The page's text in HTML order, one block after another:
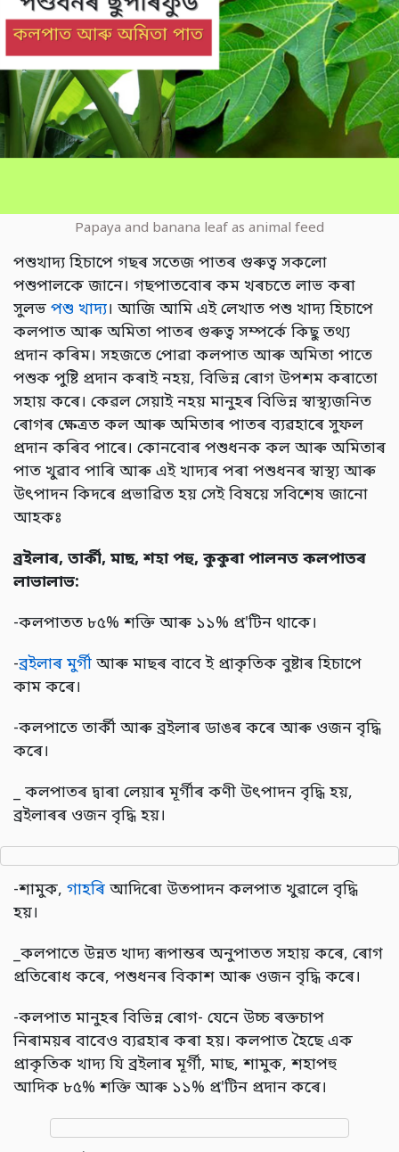
Papaya and banana leaf as animal feed
পশুখাদ্য হিচাপে গছৰ সতেজ পাতৰ গুৰুত্ব সকলো
পশুপালকে জানে। গছপাতবোৰ কম খৰচতে লাভ কৰা
সুলভ পশু খাদ্য। আজি আমি এই লেখাত পশু খাদ্য হিচাপে
কলপাত আৰু অমিতা পাতৰ গুৰুত্ব সম্পৰ্কে কিছু তথ্য
প্ৰদান কৰিম। সহজতে পোৱা কলপাত আৰু অমিতা পাতে
পশুক পুষ্টি প্ৰদান কৰাই নহয়, বিভিন্ন ৰোগ উপশম কৰাতো
সহায় কৰে। কেৱল সেয়াই নহয় মানুহৰ বিভিন্ন স্বাস্থ্যজনিত
ৰোগৰ ক্ষেত্ৰত কল আৰু অমিতাৰ পাতৰ ব্যৱহাৰে সুফল
প্ৰদান কৰিব পাৰে। কোনবোৰ পশুধনক কল আৰু অমিতাৰ
পাত খুৱাব পাৰি আৰু এই খাদ্যৰ পৰা পশুধনৰ স্বাস্থ্য আৰু
উৎপাদন কিদৰে প্ৰভাৱিত হয় সেই বিষয়ে সবিশেষ জানো
আহকঃ
ব্ৰইলাৰ, তাৰ্কী, মাছ, শহা পহু, কুকুৰা পালনত কলপাতৰ
লাভালাভ:
-কলপাতত ৮৫% শক্তি আৰু ১১% প্ৰ'টিন থাকে।
-ব্ৰইলাৰ মুৰ্গী আৰু মাছৰ বাবে ই প্ৰাকৃতিক বুষ্টাৰ হিচাপে
কাম কৰে।
-কলপাতে তাৰ্কী আৰু ব্ৰইলাৰ ডাঙৰ কৰে আৰু ওজন বৃদ্ধি
কৰে।
_ কলপাতৰ দ্বাৰা লেয়াৰ মূৰ্গীৰ কণী উৎপাদন বৃদ্ধি হয়,
ব্ৰইলাৰৰ ওজন বৃদ্ধি হয়।
-শামুক, গাহৰি আদিৰো উতপাদন কলপাত খুৱালে বৃদ্ধি
হয়।
_কলপাতে উন্নত খাদ্য ৰূপান্তৰ অনুপাতত সহায় কৰে, ৰোগ
প্ৰতিৰোধ কৰে, পশুধনৰ বিকাশ আৰু ওজন বৃদ্ধি কৰে।
-কলপাত মানুহৰ বিভিন্ন ৰোগ- যেনে উচ্চ ৰক্তচাপ
নিৰাময়ৰ বাবেও ব্যৱহাৰ কৰা হয়। কলপাত হৈছে এক
প্ৰাকৃতিক খাদ্য যি ব্ৰইলাৰ মূৰ্গী, মাছ, শামুক, শহাপহু
আদিক ৮৫% শক্তি আৰু ১১% প্ৰ'টিন প্ৰদান কৰে।